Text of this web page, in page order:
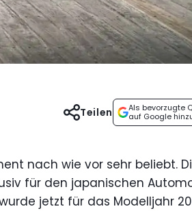
Als bevorzugte
auf Google
Teilen
nach wie vor sehr beliebt.
für den japanischen
jetzt für das Modelljahr